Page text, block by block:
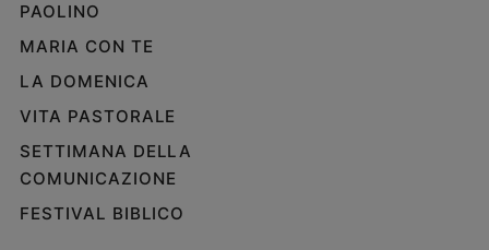
PAOLINO
MARIA CON TE
LA DOMENICA
VITA PASTORALE
SETTIMANA DELLA
COMUNICAZIONE
FESTIVAL BIBLICO